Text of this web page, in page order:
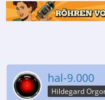
hal-9.000